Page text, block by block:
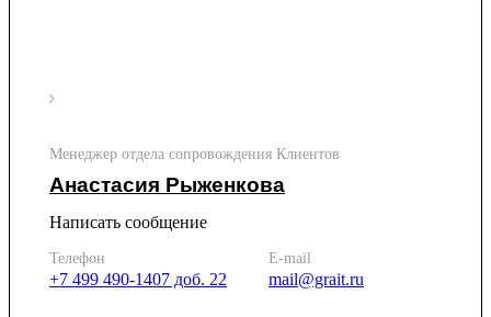
Менеджер отдела сопровождения Клиентов
Анастасия Рыженкова
Написать сообщение
Телефон
+7 499 490-1407 доб. 22
E-mail
mail@grait.ru